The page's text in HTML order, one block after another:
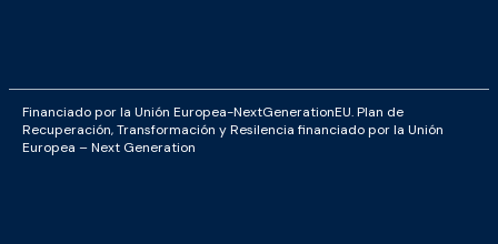
Financiado por la Unión Europea-NextGenerationEU. Plan de
Recuperación, Transformación y Resilencia financiado por la Unión
Europea – Next Generation